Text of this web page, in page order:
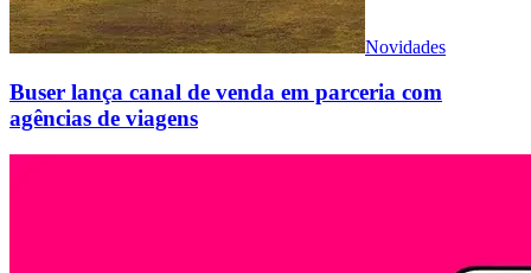
Novidades
Buser lança canal de venda em parceria com
agências de viagens